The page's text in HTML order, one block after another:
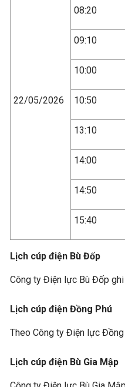
22/05/2026
08:20
09:10
10:00
10:50
13:10
14:00
14:50
15:40
Lịch cúp điện Bù Đốp
Công ty Điện lực Bù Đốp
Lịch cúp điện Đồng Phú
Theo Công ty Điện lực
Lịch cúp điện Bù Gia Mập